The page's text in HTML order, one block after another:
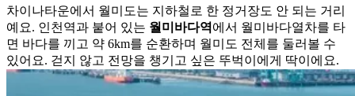
차이나타운에서 월미도는 지하철로 한 정거장도 안 되는 거리
예요. 인천역과 붙어 있는 월미바다역에서 월미바다열차를 타
면 바다를 끼고 약 6km를 순환하며 월미도 전체를 둘러볼 수
있어요. 걷지 않고 전망을 챙기고 싶은 뚜벅이에게 딱이에요.